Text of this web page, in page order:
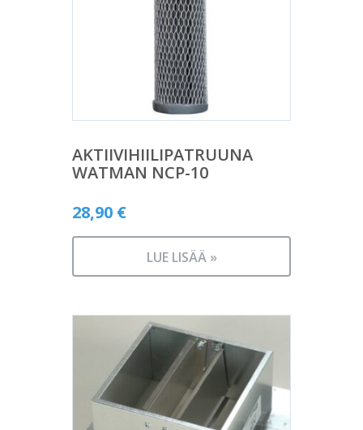
AKTIIVIHIILIPATRUUNA
WATMAN NCP-10
28,90 €
LUE LISÄÄ »